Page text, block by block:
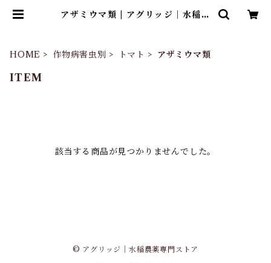
アザミウマ類 | アグリッジ｜水稲農
HOME 作物病害虫別 トマト アザミウマ類
ITEM
該当する商品が見つかりませんでした。
© アグリッジ｜水稲農薬専門ストア